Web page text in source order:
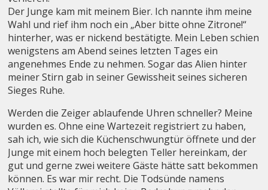
Der Junge kam mit meinem Bier. Ich nannte ihm meine
Wahl und rief ihm noch ein „Aber bitte ohne Zitrone!“
hinterher, was er nickend bestätigte. Mein Leben schien
wenigstens am Abend seines letzten Tages ein
angenehmes Ende zu nehmen. Sogar das Alien hinter
meiner Stirn gab in seiner Gewissheit seines sicheren
Sieges Ruhe.
Werden die Zeiger ablaufende Uhren schneller? Meine
wurden es. Ohne eine Wartezeit registriert zu haben,
sah ich, wie sich die Küchenschwungtür öffnete und der
Junge mit einem hoch belegten Teller hereinkam, der
gut und gerne zwei weitere Gäste hätte satt bekommen
können. Es war mir recht. Die Todsünde namens